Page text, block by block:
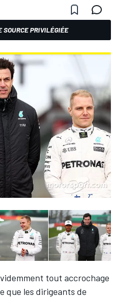
SOURCE PRIVILÉGIÉE
tout accrochage
que les dirigeants de